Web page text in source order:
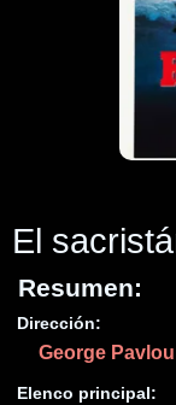
El
Resumen:
Dirección:
George Pavlou
Elenco principal: